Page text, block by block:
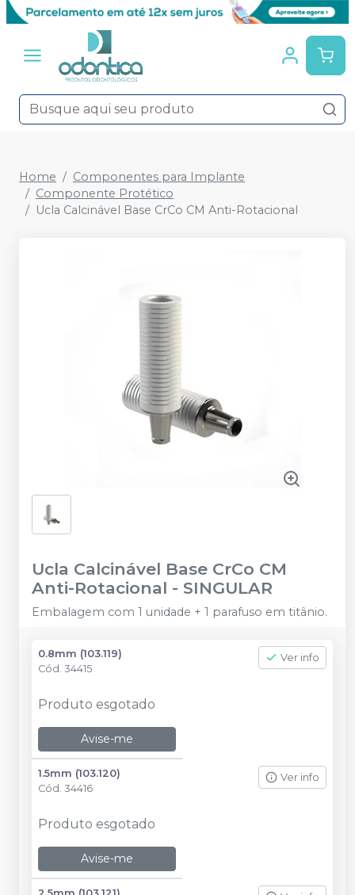
Home
Componentes para Implante
Componente Protético
Ucla Calcinável Base CrCo CM Anti-Rotacional
Ucla Calcinável Base CrCo CM
Anti-Rotacional - SINGULAR
Embalagem com 1 unidade + 1 parafuso em titânio.
0.8mm (103.119)
Cód. 34415
Ver info
Produto esgotado
Avise-me
1.5mm (103.120)
Cód. 34416
Ver info
Produto esgotado
Avise-me